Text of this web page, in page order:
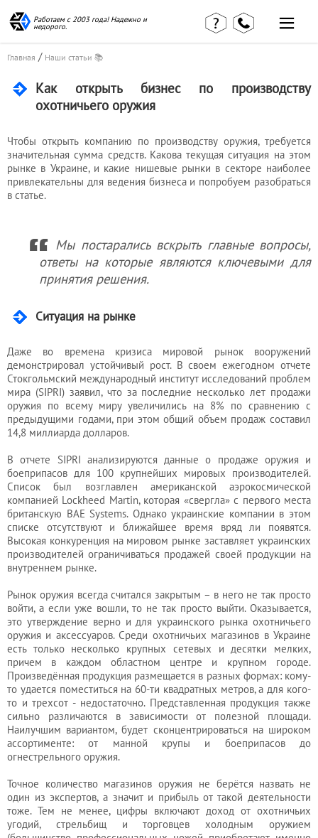
Работаем с 2003 года! Надежно и
недорого.
Главная / Наши статьи 📚
Как открыть бизнес по производству
охотничьего оружия
Чтобы открыть компанию по производству оружия, требуется
значительная сумма средств. Какова текущая ситуация на этом
рынке в Украине, и какие нишевые рынки в секторе наиболее
привлекательны для ведения бизнеса и попробуем разобраться
в статье.
Мы постарались вскрыть главные вопросы,
ответы на которые являются ключевыми для
принятия решения.
Ситуация на рынке
Даже во времена кризиса мировой рынок вооружений
демонстрировал устойчивый рост. В своем ежегодном отчете
Стокгольмский международный институт исследований проблем
мира (SIPRI) заявил, что за последние несколько лет продажи
оружия по всему миру увеличились на 8% по сравнению с
предыдущими годами, при этом общий объем продаж составил
14,8 миллиарда долларов.
В отчете SIPRI анализируются данные о продаже оружия и
боеприпасов для 100 крупнейших мировых производителей.
Список был возглавлен американской аэрокосмической
компанией Lockheed Martin, которая «свергла» с первого места
британскую BAE Systems. Однако украинские компании в этом
списке отсутствуют и ближайшее время вряд ли появятся.
Высокая конкуренция на мировом рынке заставляет украинских
производителей ограничиваться продажей своей продукции на
внутреннем рынке.
Рынок оружия всегда считался закрытым – в него не так просто
войти, а если уже вошли, то не так просто выйти. Оказывается,
это утверждение верно и для украинского рынка охотничьего
оружия и аксессуаров. Среди охотничьих магазинов в Украине
есть только несколько крупных сетевых и десятки мелких,
причем в каждом областном центре и крупном городе.
Произведённая продукция размещается в разных формах: кому-
то удается поместиться на 60-ти квадратных метров, а для кого-
то и трехсот - недостаточно. Представленная продукция также
сильно различаются в зависимости от полезной площади.
Наилучшим вариантом, будет сконцентрироваться на широком
ассортименте: от манной крупы и боеприпасов до
огнестрельного оружия.
Точное количество магазинов оружия не берётся назвать не
один из экспертов, а значит и прибыль от такой деятельности
тоже. Тем не менее, цифры включают доход от охотничьих
угодий, стрельбищ и торговцев холодным оружием
Главная
страница
клиентов
Контакты
Вакансии
Наши статьи
Наши
консультации
Калькулятор
Услуги
Услуги
юриста
Услуги
регистратора
Кадровый
аутсорсинг
Лицензии
и
разрешения